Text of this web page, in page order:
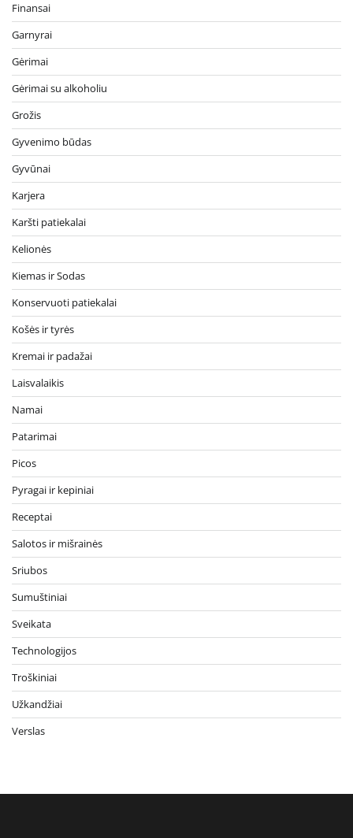
Finansai
Garnyrai
Gėrimai
Gėrimai su alkoholiu
Grožis
Gyvenimo būdas
Gyvūnai
Karjera
Karšti patiekalai
Kelionės
Kiemas ir Sodas
Konservuoti patiekalai
Košės ir tyrės
Kremai ir padažai
Laisvalaikis
Namai
Patarimai
Picos
Pyragai ir kepiniai
Receptai
Salotos ir mišrainės
Sriubos
Sumuštiniai
Sveikata
Technologijos
Troškiniai
Užkandžiai
Verslas